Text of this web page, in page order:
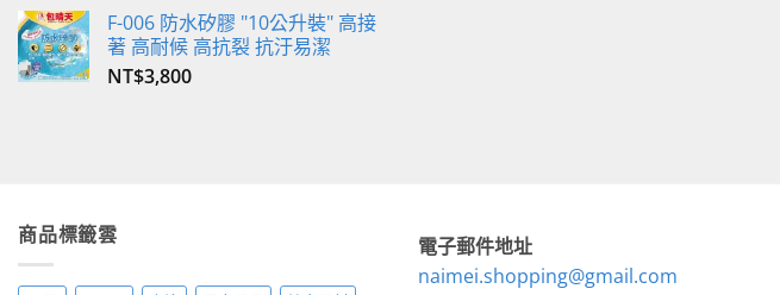
F-006 防水矽膠 "10公升裝" 高接
著 高耐候 高抗裂 抗汙易潔
NT$3,800
商品標籤雲
電子郵件地址
naimei.shopping@gmail.com